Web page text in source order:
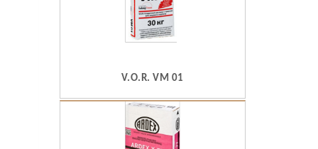
V.O.R. VM 01